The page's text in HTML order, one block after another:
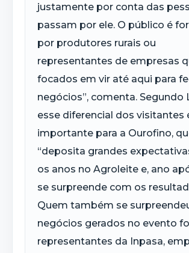
justamente por conta das
passam por ele. O público é
por produtores rurais ou
representantes de empresas
focados em vir até aqui para
negócios”, comenta. Segundo
esse diferencial dos visitantes
importante para a Ourofino,
“deposita grandes
os anos no Agroleite e, ano
se surpreende com os
Quem também se
negócios gerados no evento
representantes da Inpasa,